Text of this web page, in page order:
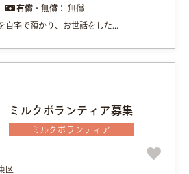
有償・無償： 無償
自宅で預かり、お世話をした...
ミルクボランティア募集
ミルクボランティア
区